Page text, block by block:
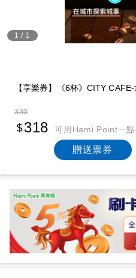
1 / 1
【享樂券】《6杯》CITY
330
318 可用Hami Point一點
贈送票券